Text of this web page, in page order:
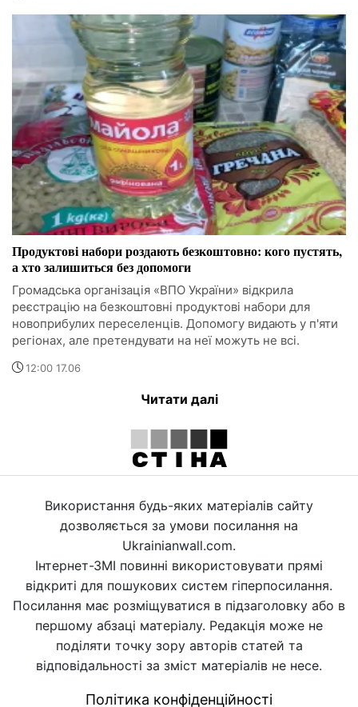
Продуктові набори роздають безкоштовно: кого пустять,
а хто залишиться без допомоги
Громадська організація «ВПО України» відкрила
реєстрацію на безкоштовні продуктові набори для
новоприбулих переселенців. Допомогу видають у п'яти
регіонах, але претендувати на неї можуть не всі.
12:00 17.06
Читати далі
Використання будь-яких матеріалів сайту
дозволяється за умови посилання на
Ukrainianwall.com.
Інтернет-ЗМІ повинні використовувати прямі
відкриті для пошукових систем гіперпосилання.
Посилання має розміщуватися в підзаголовку або в
першому абзаці матеріалу. Редакція може не
поділяти точку зору авторів статей та
відповідальності за зміст матеріалів не несе.
Політика конфіденційності